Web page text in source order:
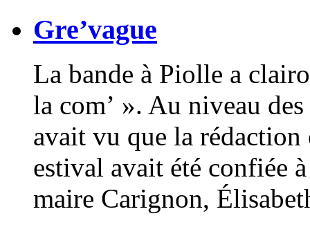
Gre’vague
La bande à Piolle a
la com’ ». Au niveau
avait vu que la
estival avait été confiée
maire Carignon,